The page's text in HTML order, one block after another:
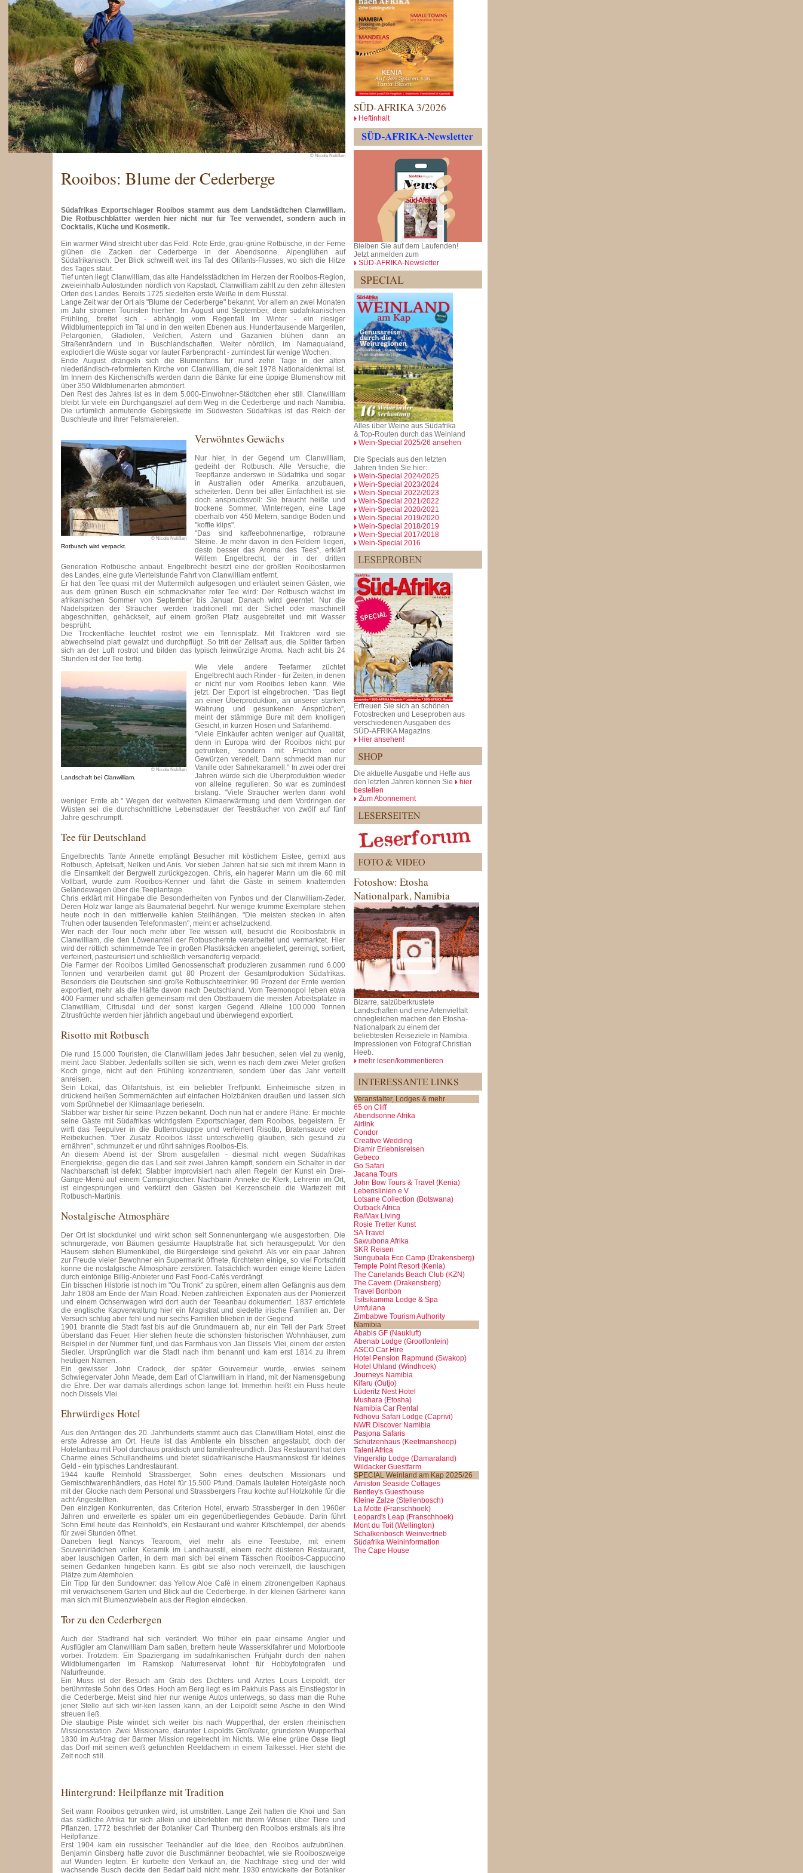
© Nicole Nelißen
Rooibos: Blume der Cederberge
Südafrikas Exportschlager Rooibos stammt aus dem Landstädtchen Clanwilliam.
Die Rotbuschblätter werden hier nicht nur für Tee verwendet, sondern auch in
Cocktails, Küche und Kosmetik.
Ein warmer Wind streicht über das Feld. Rote Erde, grau-grüne Rotbüsche, in der Ferne
glühen die Zacken der Cederberge in der Abendsonne. Alpenglühen auf
Südafrikanisch. Der Blick schweift weit ins Tal des Olifants-Flusses, wo sich die Hitze
des Tages staut.
Tief unten liegt Clanwilliam, das alte Handelsstädtchen im Herzen der Rooibos-Region,
zweieinhalb Autostunden nördlich von Kapstadt. Clanwilliam zählt zu den zehn ältesten
Orten des Landes. Bereits 1725 siedelten erste Weiße in dem Flusstal.
Lange Zeit war der Ort als "Blume der Cederberge" bekannt. Vor allem an zwei Monaten
im Jahr strömen Touristen hierher: Im August und September, dem südafrikanischen
Frühling, breitet sich - abhängig vom Regenfall im Winter - ein riesiger
Wildblumenteppich im Tal und in den weiten Ebenen aus. Hunderttausende Margeriten,
Pelargonien, Gladiolen, Veilchen, Astern und Gazanien blühen dann an
Straßenrändern und in Buschlandschaften. Weiter nördlich, im Namaqualand,
explodiert die Wüste sogar vor lauter Farbenpracht - zumindest für wenige Wochen.
Ende August drängeln sich die Blumenfans für rund zehn Tage in der alten
niederländisch-reformierten Kirche von Clanwilliam, die seit 1978 Nationaldenkmal ist.
Im Innern des Kirchenschiffs werden dann die Bänke für eine üppige Blumenshow mit
über 350 Wildblumenarten abmontiert.
Den Rest des Jahres ist es in dem 5.000-Einwohner-Städtchen eher still. Clanwilliam
bleibt für viele ein Durchgangsziel auf dem Weg in die Cederberge und nach Namibia.
Die urtümlich anmutende Gebirgskette im Südwesten Südafrikas ist das Reich der
Buschleute und ihrer Felsmalereien.
© Nicole Nelißen
Rotbusch wird verpackt.
Verwöhntes Gewächs
Nur hier, in der Gegend um Clanwilliam,
gedeiht der Rotbusch. Alle Versuche, die
Teepflanze anderswo in Südafrika und sogar
in Australien oder Amerika anzubauen,
scheiterten. Denn bei aller Einfachheit ist sie
doch anspruchsvoll: Sie braucht heiße und
trockene Sommer, Winterregen, eine Lage
oberhalb von 450 Metern, sandige Böden und
"koffie klips".
"Das sind kaffeebohnenartige, rotbraune
Steine. Je mehr davon in den Feldern liegen,
desto besser das Aroma des Tees", erklärt
Willem Engelbrecht, der in der dritten
Generation Rotbüsche anbaut. Engelbrecht besitzt eine der größten Rooibosfarmen
des Landes, eine gute Viertelstunde Fahrt von Clanwilliam entfernt.
Er hat den Tee quasi mit der Muttermilch aufgesogen und erläutert seinen Gästen, wie
aus dem grünen Busch ein schmackhafter roter Tee wird: Der Rotbusch wächst im
afrikanischen Sommer von September bis Januar. Danach wird geerntet. Nur die
Nadelspitzen der Sträucher werden traditionell mit der Sichel oder maschinell
abgeschnitten, gehäckselt, auf einem großen Platz ausgebreitet und mit Wasser
besprüht.
Die Trockenfläche leuchtet rostrot wie ein Tennisplatz. Mit Traktoren wird sie
abwechselnd platt gewalzt und durchpflügt. So tritt der Zellsaft aus, die Splitter färben
sich an der Luft rostrot und bilden das typisch feinwürzige Aroma. Nach acht bis 24
Stunden ist der Tee fertig.
© Nicole Nelißen
Landschaft bei Clanwilliam.
Wie viele andere Teefarmer züchtet
Engelbrecht auch Rinder - für Zeiten, in denen
er nicht nur vom Rooibos leben kann. Wie
jetzt. Der Export ist eingebrochen. "Das liegt
an einer Überproduktion, an unserer starken
Währung und gesunkenen Ansprüchen",
meint der stämmige Bure mit dem knolligen
Gesicht, in kurzen Hosen und Safarihemd.
"Viele Einkäufer achten weniger auf Qualität,
denn in Europa wird der Rooibos nicht pur
getrunken, sondern mit Früchten oder
Gewürzen veredelt. Dann schmeckt man nur
Vanille oder Sahnekaramell." In zwei oder drei
Jahren würde sich die Überproduktion wieder
von alleine regulieren. So war es zumindest
bislang. "Viele Sträucher werfen dann wohl
weniger Ernte ab." Wegen der weltweiten Klimaerwärmung und dem Vordringen der
Wüsten sei die durchschnittliche Lebensdauer der Teesträucher von zwölf auf fünf
Jahre geschrumpft.
Tee für Deutschland
Engelbrechts Tante Annette empfängt Besucher mit köstlichem Eistee, gemixt aus
Rotbusch, Apfelsaft, Nelken und Anis. Vor sieben Jahren hat sie sich mit ihrem Mann in
die Einsamkeit der Bergwelt zurückgezogen. Chris, ein hagerer Mann um die 60 mit
Vollbart, wurde zum Rooibos-Kenner und fährt die Gäste in seinem knatternden
Geländewagen über die Teeplantage.
Chris erklärt mit Hingabe die Besonderheiten von Fynbos und der Clanwilliam-Zeder.
Deren Holz war lange als Baumaterial begehrt. Nur wenige krumme Exemplare stehen
heute noch in den mittlerweile kahlen Steilhängen. "Die meisten stecken in alten
Truhen oder tausenden Telefonmasten", meint er achselzuckend.
Wer nach der Tour noch mehr über Tee wissen will, besucht die Rooibosfabrik in
Clanwilliam, die den Löwenanteil der Rotbuschernte verarbeitet und vermarktet. Hier
wird der rötlich schimmernde Tee in großen Plastiksäcken angeliefert, gereinigt, sortiert,
verfeinert, pasteurisiert und schließlich versandfertig verpackt.
Die Farmer der Rooibos Limited Genossenschaft produzieren zusammen rund 6.000
Tonnen und verarbeiten damit gut 80 Prozent der Gesamtproduktion Südafrikas.
Besonders die Deutschen sind große Rotbuschteetrinker. 90 Prozent der Ernte werden
exportiert, mehr als die Hälfte davon nach Deutschland. Vom Teemonopol leben etwa
400 Farmer und schaffen gemeinsam mit den Obstbauern die meisten Arbeitsplätze in
Clanwilliam, Citrusdal und der sonst kargen Gegend. Alleine 100.000 Tonnen
Zitrusfrüchte werden hier jährlich angebaut und überwiegend exportiert.
Risotto mit Rotbusch
Die rund 15.000 Touristen, die Clanwilliam jedes Jahr besuchen, seien viel zu wenig,
meint Jaco Slabber. Jedenfalls sollten sie sich, wenn es nach dem zwei Meter großen
Koch ginge, nicht auf den Frühling konzentrieren, sondern über das Jahr verteilt
anreisen.
Sein Lokal, das Olifantshuis, ist ein beliebter Treffpunkt. Einheimische sitzen in
drückend heißen Sommernächten auf einfachen Holzbänken draußen und lassen sich
vom Sprühnebel der Klimaanlage berieseln.
Slabber war bisher für seine Pizzen bekannt. Doch nun hat er andere Pläne: Er möchte
seine Gäste mit Südafrikas wichtigstem Exportschlager, dem Rooibos, begeistern. Er
wirft das Teepulver in die Butternutsuppe und verfeinert Risotto, Bratensauce oder
Reibekuchen. "Der Zusatz Rooibos lässt unterschwellig glauben, sich gesund zu
ernähren", schmunzelt er und rührt sahniges Rooibos-Eis.
An diesem Abend ist der Strom ausgefallen - diesmal nicht wegen Südafrikas
Energiekrise, gegen die das Land seit zwei Jahren kämpft, sondern ein Schalter in der
Nachbarschaft ist defekt. Slabber improvisiert nach allen Regeln der Kunst ein Drei-
Gänge-Menü auf einem Campingkocher. Nachbarin Anneke de Klerk, Lehrerin im Ort,
ist eingesprungen und verkürzt den Gästen bei Kerzenschein die Wartezeit mit
Rotbusch-Martinis.
Nostalgische Atmosphäre
Der Ort ist stockdunkel und wirkt schon seit Sonnenuntergang wie ausgestorben. Die
schnurgerade, von Bäumen gesäumte Hauptstraße hat sich herausgeputzt: Vor den
Häusern stehen Blumenkübel, die Bürgersteige sind gekehrt. Als vor ein paar Jahren
zur Freude vieler Bewohner ein Supermarkt öffnete, fürchteten einige, so viel Fortschritt
könne die nostalgische Atmosphäre zerstören. Tatsächlich wurden einige kleine Läden
durch eintönige Billig-Anbieter und Fast Food-Cafés verdrängt.
Ein bisschen Historie ist noch im "Ou Tronk" zu spüren, einem alten Gefängnis aus dem
Jahr 1808 am Ende der Main Road. Neben zahlreichen Exponaten aus der Pionierzeit
und einem Ochsenwagen wird dort auch der Teeanbau dokumentiert. 1837 errichtete
die englische Kapverwaltung hier ein Magistrat und siedelte irische Familien an. Der
Versuch schlug aber fehl und nur sechs Familien blieben in der Gegend.
1901 brannte die Stadt fast bis auf die Grundmauern ab, nur ein Teil der Park Street
überstand das Feuer. Hier stehen heute die schönsten historischen Wohnhäuser, zum
Beispiel in der Nummer fünf, und das Farmhaus von Jan Dissels Vlei, einem der ersten
Siedler. Ursprünglich war die Stadt nach ihm benannt und kam erst 1814 zu ihrem
heutigen Namen.
Ein gewisser John Cradock, der später Gouverneur wurde, erwies seinem
Schwiegervater John Meade, dem Earl of Clanwilliam in Irland, mit der Namensgebung
die Ehre. Der war damals allerdings schon lange tot. Immerhin heißt ein Fluss heute
noch Dissels Vlei.
Ehrwürdiges Hotel
Aus den Anfängen des 20. Jahrhunderts stammt auch das Clanwilliam Hotel, einst die
erste Adresse am Ort. Heute ist das Ambiente ein bisschen angestaubt, doch der
Hotelanbau mit Pool durchaus praktisch und familienfreundlich. Das Restaurant hat den
Charme eines Schullandheims und bietet südafrikanische Hausmannskost für kleines
Geld - ein typisches Landrestaurant.
1944 kaufte Reinhold Strassberger, Sohn eines deutschen Missionars und
Gemischtwarenhändlers, das Hotel für 15.500 Pfund. Damals läuteten Hotelgäste noch
mit der Glocke nach dem Personal und Strassbergers Frau kochte auf Holzkohle für die
acht Angestellten.
Den einzigen Konkurrenten, das Criterion Hotel, erwarb Strassberger in den 1960er
Jahren und erweiterte es später um ein gegenüberliegendes Gebäude. Darin führt
Sohn Emil heute das Reinhold's, ein Restaurant und wahrer Kitschtempel, der abends
für zwei Stunden öffnet.
Daneben liegt Nancys Tearoom, viel mehr als eine Teestube, mit einem
Souvenirlädchen voller Keramik im Landhausstil, einem recht düsteren Restaurant,
aber lauschigen Garten, in dem man sich bei einem Tässchen Rooibos-Cappuccino
seinen Gedanken hingeben kann. Es gibt sie also noch vereinzelt, die lauschigen
Plätze zum Atemholen.
Ein Tipp für den Sundowner: das Yellow Aloe Café in einem zitronengelben Kaphaus
mit verwachsenem Garten und Blick auf die Cederberge. In der kleinen Gärtnerei kann
man sich mit Blumenzwiebeln aus der Region eindecken.
Tor zu den Cederbergen
Auch der Stadtrand hat sich verändert. Wo früher ein paar einsame Angler und
Ausflügler am Clanwilliam Dam saßen, brettern heute Wasserskifahrer und Motorboote
vorbei. Trotzdem: Ein Spaziergang im südafrikanischen Frühjahr durch den nahen
Wildblumengarten im Ramskop Naturreservat lohnt für Hobbyfotografen und
Naturfreunde.
Ein Muss ist der Besuch am Grab des Dichters und Arztes Louis Leipoldt, der
berühmteste Sohn des Ortes. Hoch am Berg liegt es im Pakhuis Pass als Einstiegstor in
die Cederberge. Meist sind hier nur wenige Autos unterwegs, so dass man die Ruhe
jener Stelle auf sich wir-ken lassen kann, an der Leipoldt seine Asche in den Wind
streuen ließ.
Die staubige Piste windet sich weiter bis nach Wupperthal, der ersten rheinischen
Missionsstation. Zwei Missionare, darunter Leipoldts Großvater, gründeten Wupperthal
1830 im Auf-trag der Barmer Mission regelrecht im Nichts. Wie eine grüne Oase liegt
das Dorf mit seinen weiß getünchten Reetdächern in einem Talkessel. Hier steht die
Zeit noch still.
Hintergrund: Heilpflanze mit Tradition
Seit wann Rooibos getrunken wird, ist umstritten. Lange Zeit hatten die Khoi und San
das südliche Afrika für sich allein und überlebten mit ihrem Wissen über Tiere und
Pflanzen. 1772 beschrieb der Botaniker Carl Thunberg den Rooibos erstmals als ihre
Heilpflanze.
Erst 1904 kam ein russischer Teehändler auf die Idee, den Rooibos aufzubrühen.
Benjamin Ginsberg hatte zuvor die Buschmänner beobachtet, wie sie Rooiboszweige
auf Wunden legten. Er kurbelte den Verkauf an, die Nachfrage stieg und der wild
wachsende Busch deckte den Bedarf bald nicht mehr. 1930 entwickelte der Botaniker
SÜD-AFRIKA 3/2026
Heftinhalt
Bleiben Sie auf dem Laufenden!
Jetzt anmelden zum
SÜD-AFRIKA-Newsletter
Alles über Weine aus Südafrika
& Top-Routen durch das Weinland
Wein-Special 2025/26 ansehen
Die Specials aus den letzten
Jahren finden Sie hier:
Wein-Special 2024/2025
Wein-Special 2023/2024
Wein-Special 2022/2023
Wein-Special 2021/2022
Wein-Special 2020/2021
Wein-Special 2019/2020
Wein-Special 2018/2019
Wein-Special 2017/2018
Wein-Special 2016
Erfreuen Sie sich an schönen
Fotostrecken und Leseproben aus
verschiedenen Ausgaben des
SÜD-AFRIKA Magazins.
Hier ansehen!
Die aktuelle Ausgabe und Hefte aus
den letzten Jahren können Sie
hier
bestellen
Zum Abonnement
Fotoshow: Etosha
Nationalpark, Namibia
Bizarre, salzüberkrustete
Landschaften und eine Artenvielfalt
ohnegleichen machen den Etosha-
Nationalpark zu einem der
beliebtesten Reiseziele in Namibia.
Impressionen von Fotograf Christian
Heeb.
mehr lesen/kommentieren
Veranstalter, Lodges & mehr
65 on Cliff
Abendsonne Afrika
Airlink
Condor
Creative Wedding
Diamir Erlebnisreisen
Gebeco
Go Safari
Jacana Tours
John Bow Tours & Travel (Kenia)
Lebenslinien e.V.
Lotsane Collection (Botswana)
Outback Africa
Re/Max Living
Rosie Tretter Kunst
SA Travel
Sawubona Afrika
SKR Reisen
Sungubala Eco Camp (Drakensberg)
Temple Point Resort (Kenia)
The Canelands Beach Club (KZN)
The Cavern (Drakensberg)
Travel Bonbon
Tsitsikamma Lodge & Spa
Umfulana
Zimbabwe Tourism Authority
Namibia
Ababis GF (Naukluft)
Abenab Lodge (Grootfontein)
ASCO Car Hire
Hotel Pension Rapmund (Swakop)
Hotel Uhland (Windhoek)
Journeys Namibia
Kifaru (Outjo)
Lüderitz Nest Hotel
Mushara (Etosha)
Namibia Car Rental
Ndhovu Safari Lodge (Caprivi)
NWR Discover Namibia
Pasjona Safaris
Schützenhaus (Keetmanshoop)
Taleni Africa
Vingerklip Lodge (Damaraland)
Wildacker Guestfarm
SPECIAL Weinland am Kap 2025/26
Arniston Seaside Cottages
Bentley's Guesthouse
Kleine Zalze (Stellenbosch)
La Motte (Franschhoek)
Leopard's Leap (Franschhoek)
Mont du Toit (Wellington)
Schalkenbosch Weinvertrieb
Südafrika Weininformation
The Cape House